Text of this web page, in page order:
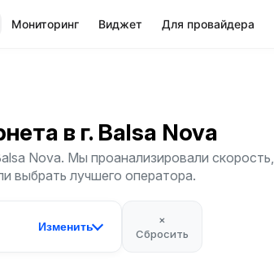
Мониторинг Виджет Для провайдера
в г. Balsa Nova
Nova. Мы проанализировали скорость,
выбрать лучшего оператора.
Изменить
×
Сбросить